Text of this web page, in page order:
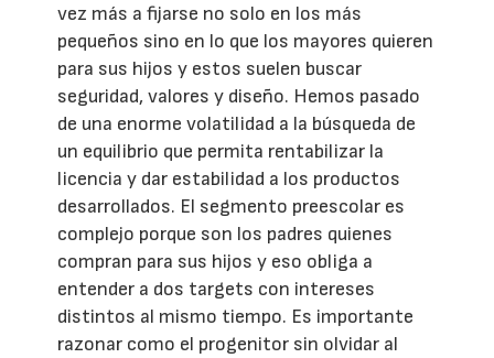
vez más a fijarse no solo en los más
pequeños sino en lo que los mayores quieren
para sus hijos y estos suelen buscar
seguridad, valores y diseño. Hemos pasado
de una enorme volatilidad a la búsqueda de
un equilibrio que permita rentabilizar la
licencia y dar estabilidad a los productos
desarrollados. El segmento preescolar es
complejo porque son los padres quienes
compran para sus hijos y eso obliga a
entender a dos targets con intereses
distintos al mismo tiempo. Es importante
razonar como el progenitor sin olvidar al